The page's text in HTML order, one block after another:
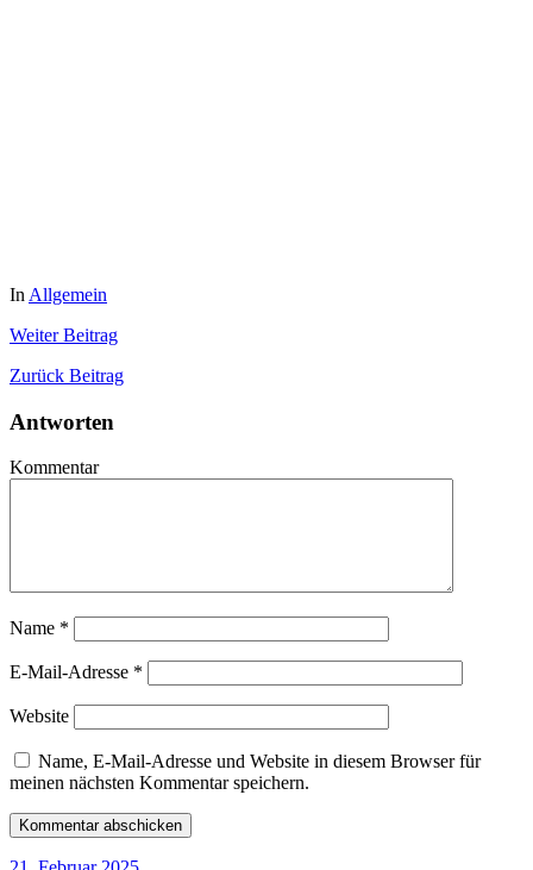
In Allgemein
WeiterBeitrag
Zurück Beitrag
Antworten
Kommentar
Name *
E-Mail-Adresse *
Website
Name, E-Mail-Adresse und Website in diesem Browser für
meinen nächsten Kommentar speichern.